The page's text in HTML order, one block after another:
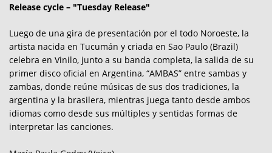
Release cycle – "Tuesday Release"
Luego de una gira de presentación por el todo Noroeste, la
artista nacida en Tucumán y criada en Sao Paulo (Brazil)
celebra en Vinilo, junto a su banda completa, la salida de su
primer disco oficial en Argentina, “AMBAS” entre sambas y
zambas, donde reúne músicas de sus dos tradiciones, la
argentina y la brasilera, mientras juega tanto desde ambos
idiomas como desde sus múltiples y sentidas formas de
interpretar las canciones.